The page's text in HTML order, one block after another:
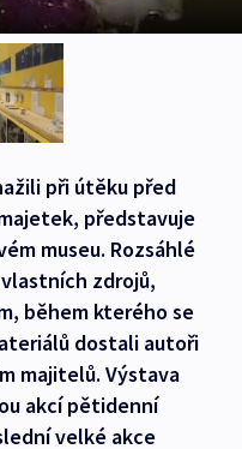
při útěku před
představuje
museu. Rozsáhlé
zdrojů,
během kterého se
dostali autoři
majitelů. Výstava
akcí pětidenní
velké akce